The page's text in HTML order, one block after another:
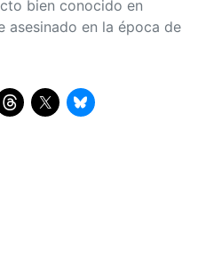
bien conocido en
asesinado en la época de